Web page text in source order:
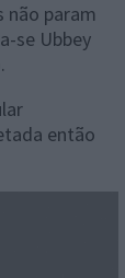
não param
se Ubbey
então